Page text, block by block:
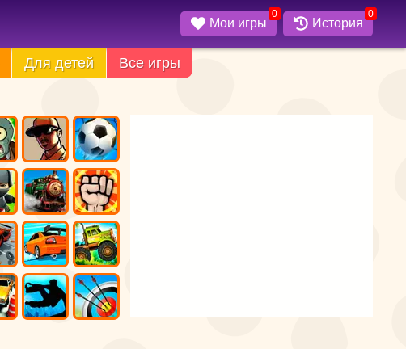
Мои игры
0
История
0
Для детей Все игры